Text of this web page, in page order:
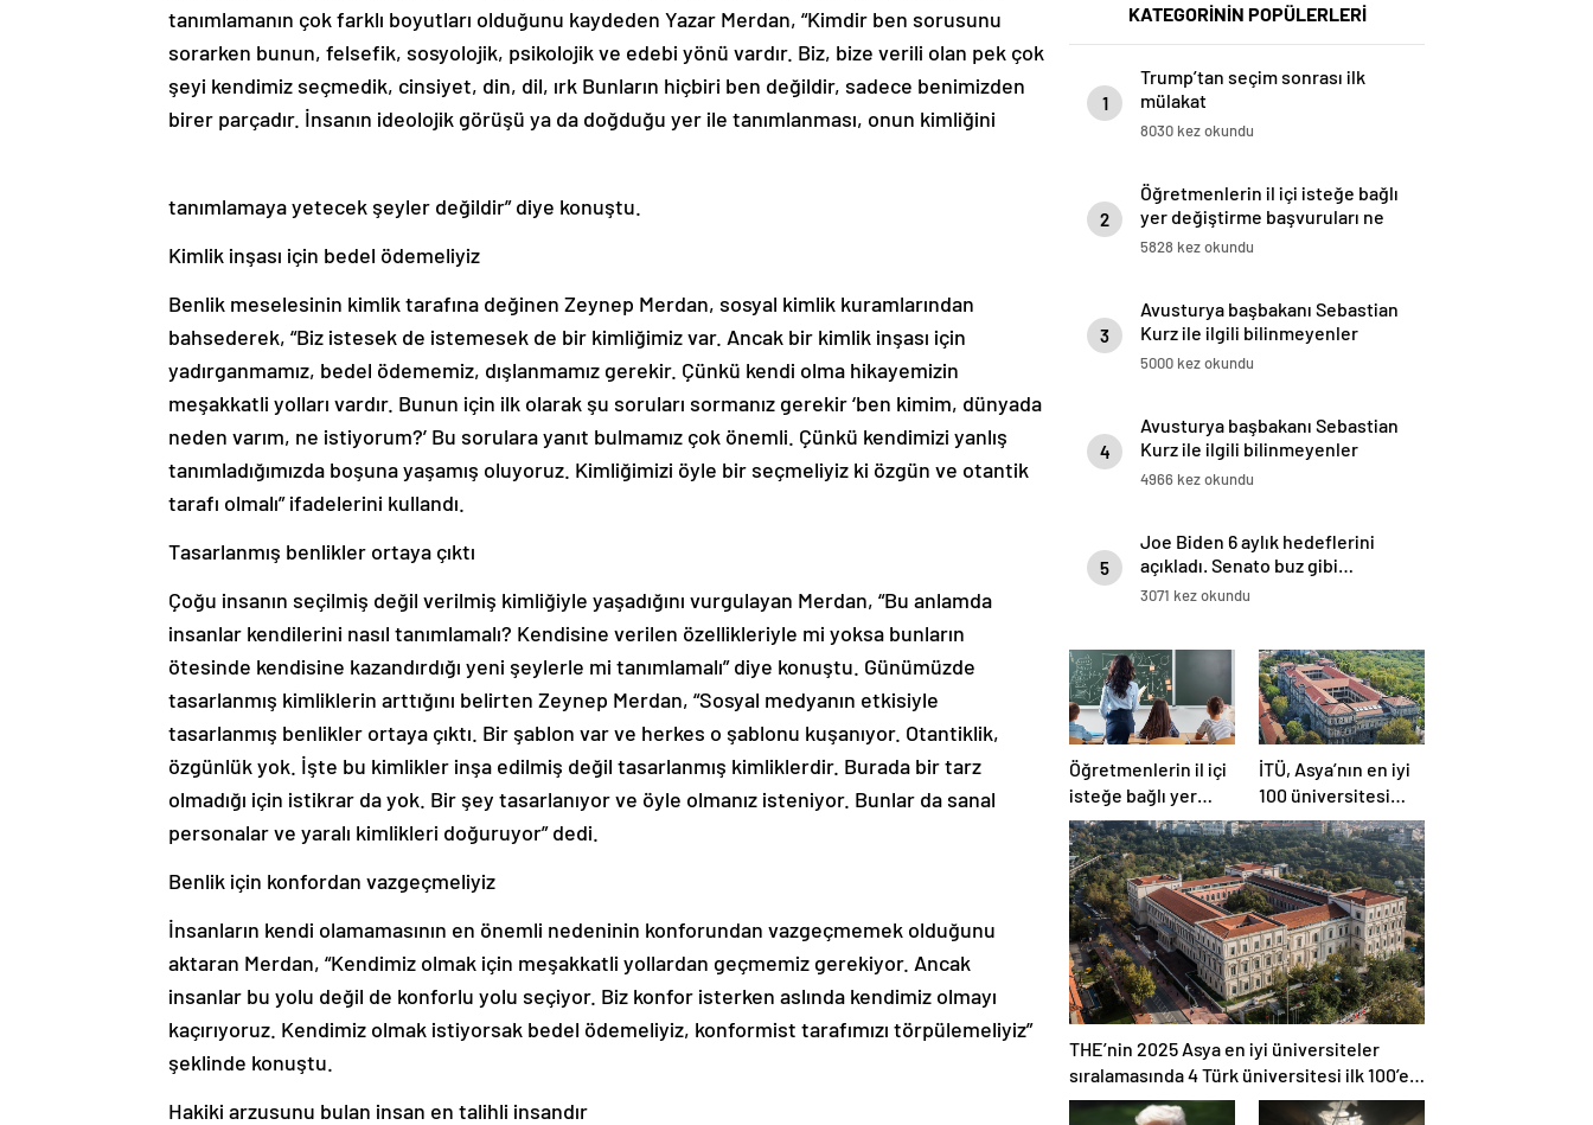
tanımlamanın çok farklı boyutları olduğunu kaydeden Yazar Merdan, “Kimdir ben sorusunu
sorarken bunun, felsefik, sosyolojik, psikolojik ve edebi yönü vardır. Biz, bize verili olan pek çok
şeyi kendimiz seçmedik, cinsiyet, din, dil, ırk Bunların hiçbiri ben değildir, sadece benimizden
birer parçadır. İnsanın ideolojik görüşü ya da doğduğu yer ile tanımlanması, onun kimliğini
tanımlamaya yetecek şeyler değildir” diye konuştu.
Kimlik inşası için bedel ödemeliyiz
Benlik meselesinin kimlik tarafına değinen Zeynep Merdan, sosyal kimlik kuramlarından
bahsederek, “Biz istesek de istemesek de bir kimliğimiz var. Ancak bir kimlik inşası için
yadırganmamız, bedel ödememiz, dışlanmamız gerekir. Çünkü kendi olma hikayemizin
meşakkatli yolları vardır. Bunun için ilk olarak şu soruları sormanız gerekir ‘ben kimim, dünyada
neden varım, ne istiyorum?’ Bu sorulara yanıt bulmamız çok önemli. Çünkü kendimizi yanlış
tanımladığımızda boşuna yaşamış oluyoruz. Kimliğimizi öyle bir seçmeliyiz ki özgün ve otantik
tarafı olmalı” ifadelerini kullandı.
Tasarlanmış benlikler ortaya çıktı
Çoğu insanın seçilmiş değil verilmiş kimliğiyle yaşadığını vurgulayan Merdan, “Bu anlamda
insanlar kendilerini nasıl tanımlamalı? Kendisine verilen özellikleriyle mi yoksa bunların
ötesinde kendisine kazandırdığı yeni şeylerle mi tanımlamalı” diye konuştu. Günümüzde
tasarlanmış kimliklerin arttığını belirten Zeynep Merdan, “Sosyal medyanın etkisiyle
tasarlanmış benlikler ortaya çıktı. Bir şablon var ve herkes o şablonu kuşanıyor. Otantiklik,
özgünlük yok. İşte bu kimlikler inşa edilmiş değil tasarlanmış kimliklerdir. Burada bir tarz
olmadığı için istikrar da yok. Bir şey tasarlanıyor ve öyle olmanız isteniyor. Bunlar da sanal
personalar ve yaralı kimlikleri doğuruyor” dedi.
Benlik için konfordan vazgeçmeliyiz
İnsanların kendi olamamasının en önemli nedeninin konforundan vazgeçmemek olduğunu
aktaran Merdan, “Kendimiz olmak için meşakkatli yollardan geçmemiz gerekiyor. Ancak
insanlar bu yolu değil de konforlu yolu seçiyor. Biz konfor isterken aslında kendimiz olmayı
kaçırıyoruz. Kendimiz olmak istiyorsak bedel ödemeliyiz, konformist tarafımızı törpülemeliyiz”
şeklinde konuştu.
Hakiki arzusunu bulan insan en talihli insandır
KATEGORİNİN POPÜLERLERİ
1
Trump’tan seçim sonrası ilk
mülakat
8030 kez okundu
2
Öğretmenlerin il içi isteğe bağlı
yer değiştirme başvuruları ne
zaman?
5828 kez okundu
3
Avusturya başbakanı Sebastian
Kurz ile ilgili bilinmeyenler
5000 kez okundu
4
Avusturya başbakanı Sebastian
Kurz ile ilgili bilinmeyenler
4966 kez okundu
5
Joe Biden 6 aylık hedeflerini
açıkladı. Senato buz gibi…
3071 kez okundu
Öğretmenlerin il içi
isteğe bağlı yer
değiştirme
başvuruları ne
zaman?
İTÜ, Asya’nın en iyi
100 üniversitesi
arasında yer aldı
THE’nin 2025 Asya en iyi üniversiteler
sıralamasında 4 Türk üniversitesi ilk 100’e
girdi